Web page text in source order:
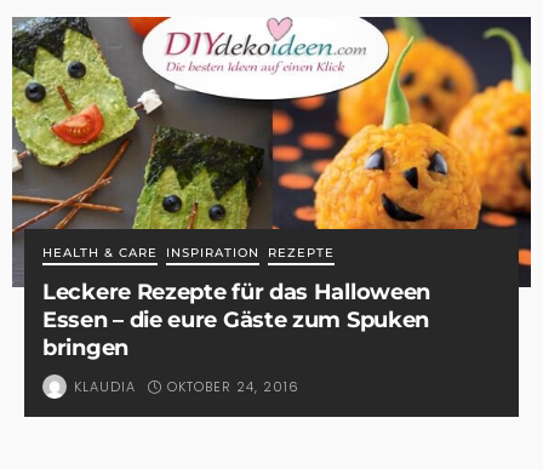
HEALTH & CARE INSPIRATION REZEPTE
Leckere Rezepte für das Halloween
Essen – die eure Gäste zum Spuken
bringen
KLAUDIA OKTOBER 24, 2016